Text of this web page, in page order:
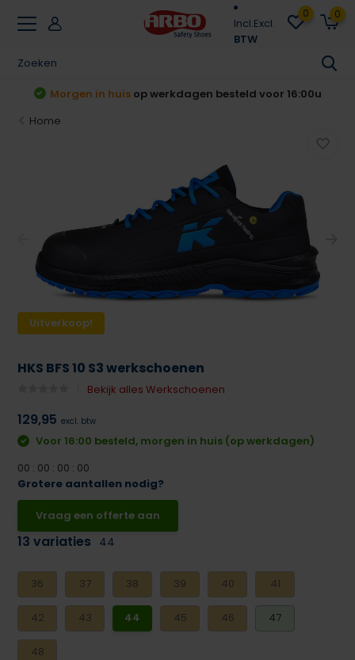
Incl.Excl.
BTW
0 0
Morgen in huis op werkdagen besteld voor 16:00u
Home
Uitverkoop!
HKS BFS 10 S3 werkschoenen
Bekijk alles Werkschoenen
129,95 excl. btw
Voor 16:00 besteld, morgen in huis (op werkdagen)
00 : 00 : 00 : 00
Grotere aantallen nodig?
Vraag een offerte aan
13 variaties 44
36 37 38 39 40 41
42 43 44 45 46 47
48